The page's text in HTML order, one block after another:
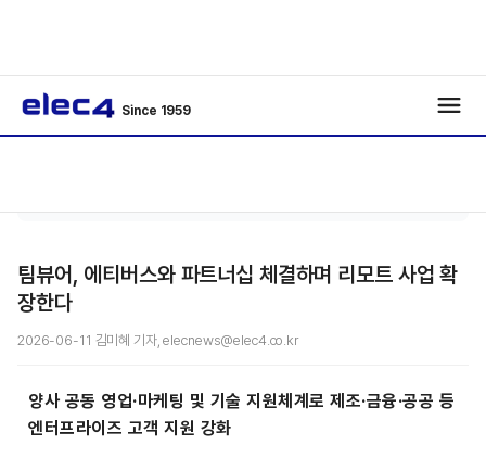
Since 1959
팀뷰어, 에티버스와 파트너십 체결하며 리모트 사업 확
장한다
2026-06-11 김미혜 기자, elecnews@elec4.co.kr
양사 공동 영업·마케팅 및 기술 지원체계로 제조·금융·공공 등
엔터프라이즈 고객 지원 강화